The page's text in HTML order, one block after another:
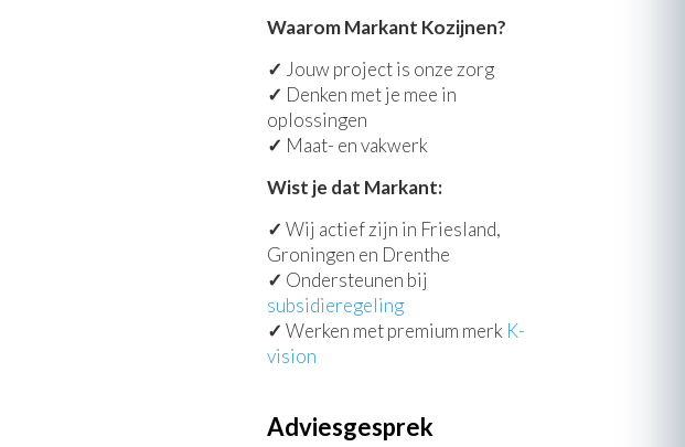
Waarom Markant Kozijnen?
✓ Jouw project is onze zorg
✓ Denken met je mee in
oplossingen
✓ Maat- en vakwerk
Wist je dat Markant:
✓ Wij actief zijn in Friesland,
Groningen en Drenthe
✓ Ondersteunen bij
subsidieregeling
✓ Werken met premium merk K-
vision
Adviesgesprek